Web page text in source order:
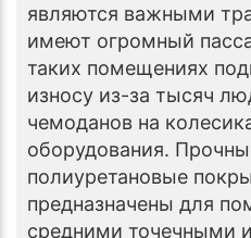
являются важными
имеют огромный
таких помещениях
износу из-за тысяч
чемоданов на
оборудования.
полиуретановые
предназначены для
средними точечными